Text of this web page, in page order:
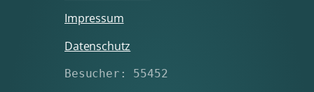
Impressum
Datenschutz
Besucher: 55452